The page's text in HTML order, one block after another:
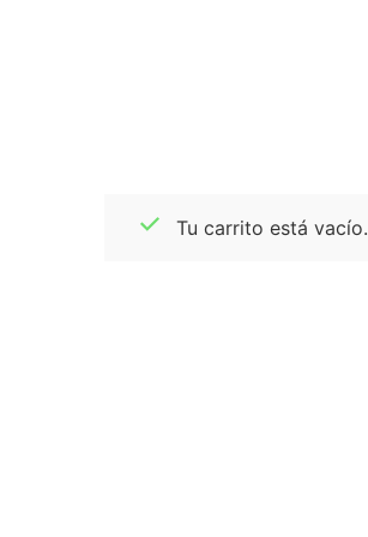
Tu carrito está vacío.